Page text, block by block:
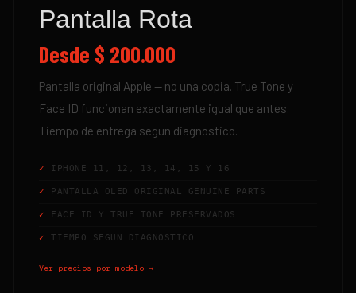
Pantalla Rota
Desde $ 200.000
Pantalla original Apple — no una copia. True Tone y
Face ID funcionan exactamente igual que antes.
Tiempo de entrega segun diagnostico.
IPHONE 11, 12, 13, 14, 15 Y 16
PANTALLA OLED ORIGINAL GENUINE PARTS
FACE ID Y TRUE TONE PRESERVADOS
TIEMPO SEGUN DIAGNOSTICO
Ver precios por modelo →